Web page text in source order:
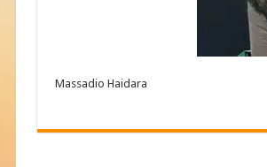
Massadio Haidara